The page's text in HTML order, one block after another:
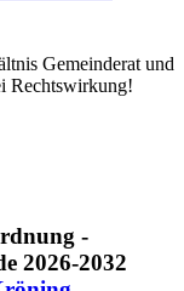
Gemeinderat und
Rechtswirkung!